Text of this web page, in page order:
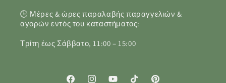
🕒 Μέρες & ώρες παραλαβής παραγγελιών &
αγορών εντός του καταστήματος:
Τρίτη έως Σάββατο, 11:00 – 15:00